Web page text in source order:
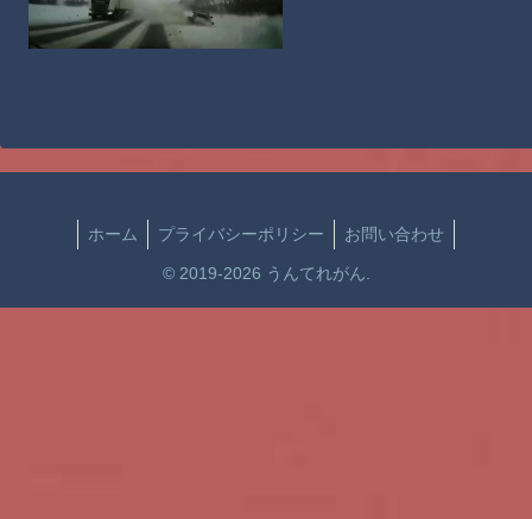
ホーム プライバシーポリシー お問い合わせ
© 2019-2026 うんてれがん.